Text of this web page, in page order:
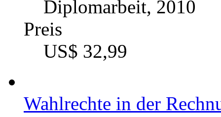
Diplomarbeit, 2010
Preis
US$ 32,99
Wahlrechte in der